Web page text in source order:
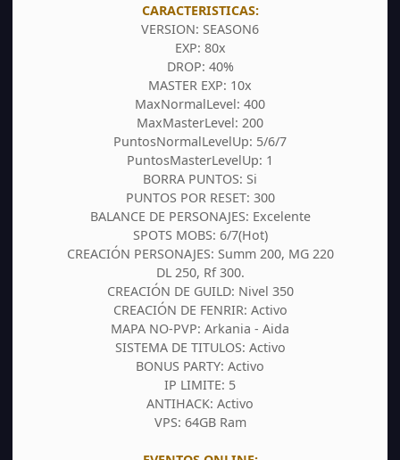
CARACTERISTICAS:
VERSION: SEASON6
EXP: 80x
DROP: 40%
MASTER EXP: 10x
MaxNormalLevel: 400
MaxMasterLevel: 200
PuntosNormalLevelUp: 5/6/7
PuntosMasterLevelUp: 1
BORRA PUNTOS: Si
PUNTOS POR RESET: 300
BALANCE DE PERSONAJES: Excelente
SPOTS MOBS: 6/7(Hot)
CREACIÓN PERSONAJES: Summ 200, MG 220
DL 250, Rf 300.
CREACIÓN DE GUILD: Nivel 350
CREACIÓN DE FENRIR: Activo
MAPA NO-PVP: Arkania - Aida
SISTEMA DE TITULOS: Activo
BONUS PARTY: Activo
IP LIMITE: 5
ANTIHACK: Activo
VPS: 64GB Ram